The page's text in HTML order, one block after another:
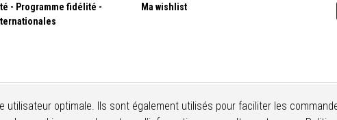
Programme fidélité
Ma wishlist
© IMUA. Tous droits réservés - Design :BTG communication
optimale. Ils sont également utilisés pour faciliter les